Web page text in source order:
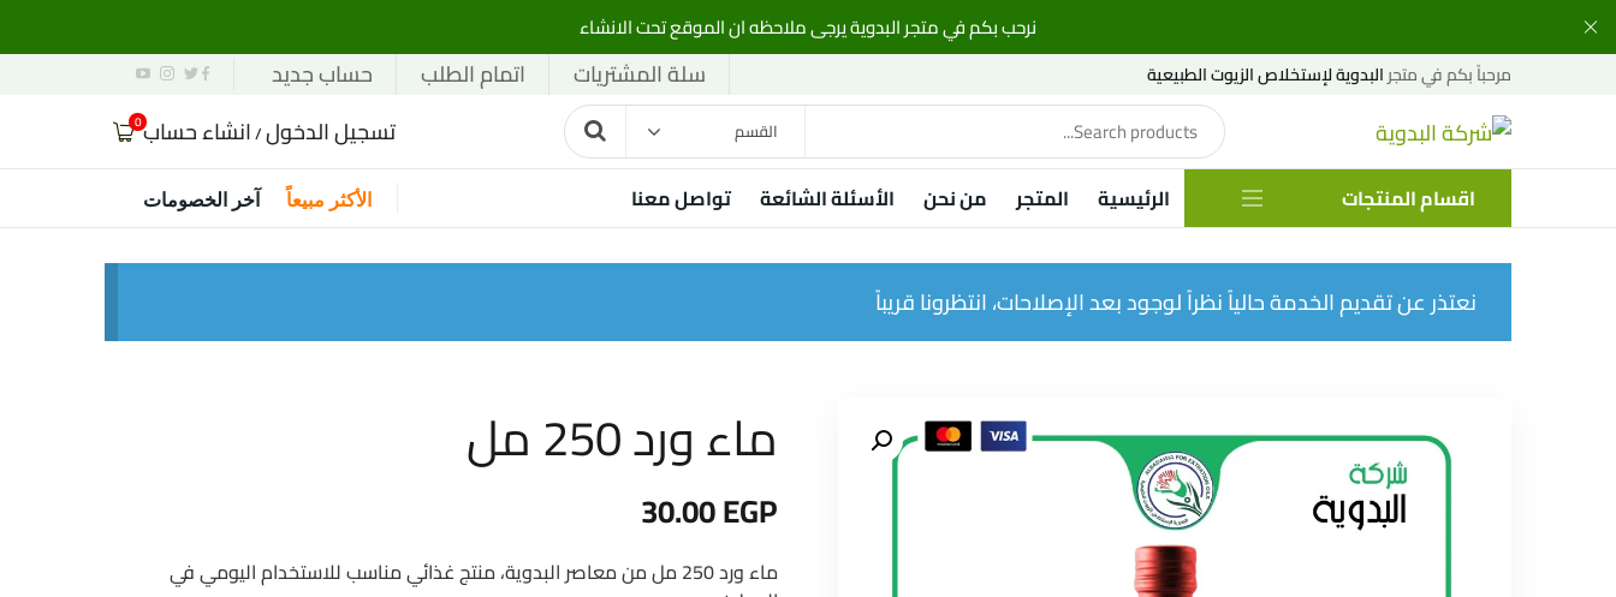
نرحب بكم في متجر البدوية يرجى ملاحظه ان الموقع تحت الانشاء
مرحباً بكم في متجرالبدوية لإستخلاص الزيوت الطبيعية سلة المشتريات اتمام الطلب حساب جديد
القسم تسجيل الدخول/انشاء حساب0
اقسام المنتجات الرئيسية المتجر من نحن الأسئلة الشائعة تواصل معنا الأكثر مبيعاً آخر الخصومات
نعتذر عن تقديم الخدمة حالياً نظراً لوجود بعد الإصلاحات، انتظرونا قريباً
ماء ورد 250 مل
30.00EGP
ماء ورد 250 مل من معاصر البدوية، منتج غذائي مناسب للاستخدام اليومي في